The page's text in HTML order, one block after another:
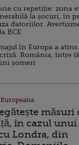
cu repetiție: zona
la șocuri, în
datoriilor.
BCE
în Europa a
România, între
șomeri
măsuri
în cazul unui
Londra, din